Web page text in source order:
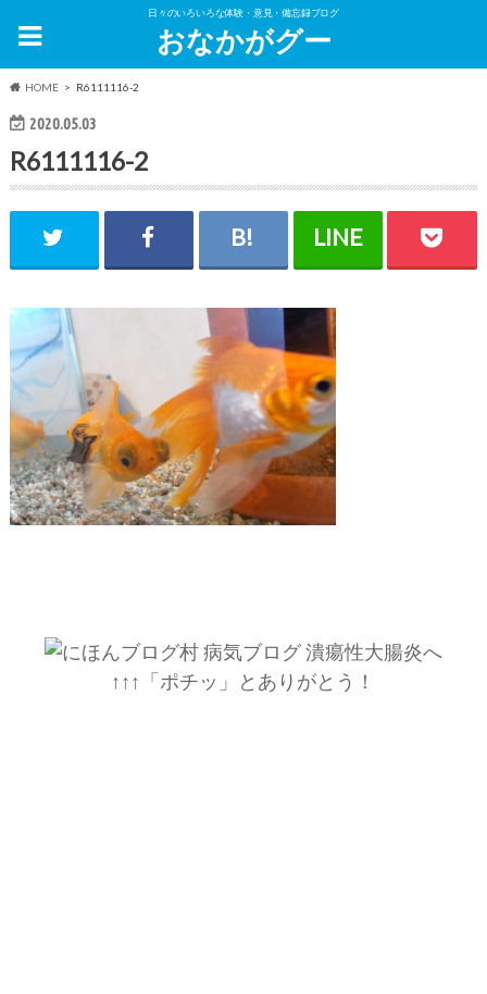
日々のいろいろな体験・意見・備忘録ブログ
おなかがグー
HOME R6111116-2
2020.05.03
R6111116-2
↑↑↑「ポチッ」とありがとう！